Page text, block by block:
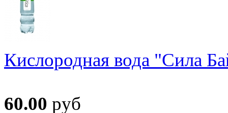
Кислородная вода "Сила
60.00 руб